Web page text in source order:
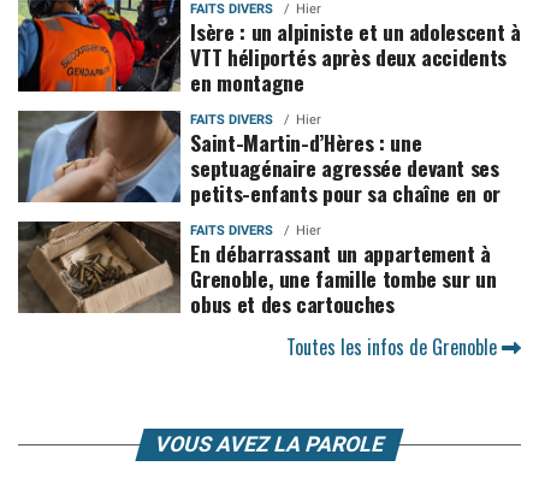
FAITS DIVERS Hier
Isère : un alpiniste et un adolescent à
VTT héliportés après deux accidents
en montagne
FAITS DIVERS Hier
Saint-Martin-d’Hères : une
septuagénaire agressée devant ses
petits-enfants pour sa chaîne en or
FAITS DIVERS Hier
En débarrassant un appartement à
Grenoble, une famille tombe sur un
obus et des cartouches
Toutes les infos de Grenoble
VOUS AVEZ LA PAROLE